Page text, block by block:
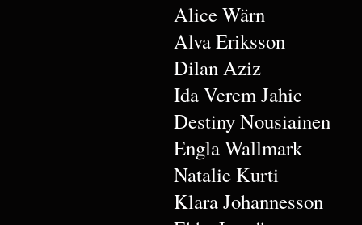
Alice Wärn
Alva Eriksson
Dilan Aziz
Ida Verem Jahic
Destiny Nousiainen
Engla Wallmark
Natalie Kurti
Klara Johannesson